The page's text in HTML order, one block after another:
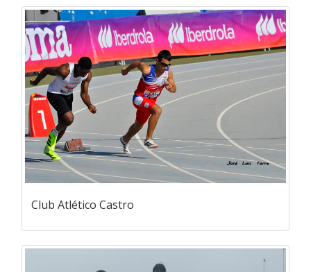
Club Atlético Castro